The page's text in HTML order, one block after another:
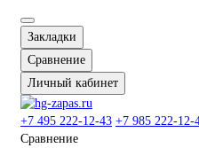
Закладки
Сравнение
Личный кабинет
+7 495 222-12-43 +7 985 222-12-
Сравнение